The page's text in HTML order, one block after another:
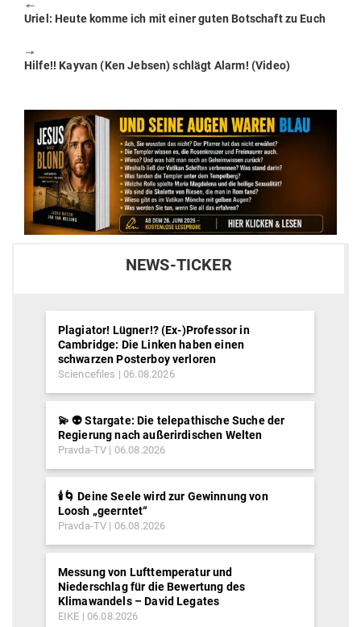
🠔
Previous
Uriel: Heute komme ich mit einer guten Bot­schaft zu Euch
🠖
Next
Hilfe!! Kayvan (Ken Jebsen) schlägt Alarm! (Video)
NEWS-TICKER
Plagiator! Lügner!? (Ex-)Professor in
Cambridge: Die Linken haben einen
schwarzen Posterboy verloren
Sciencefiles 06.08.2026
💫 👽 Stargate: Die telepathische Suche der
Regierung nach außerirdischen Welten
Pravda-TV 06.08.2026
🕯️🌀 Deine Seele wird zur Gewinnung von
Loosh „geerntet“
Pravda-TV 06.08.2026
Messung von Lufttemperatur und
Niederschlag für die Bewertung des
Klimawandels – David Legates
EIKE 06.08.2026